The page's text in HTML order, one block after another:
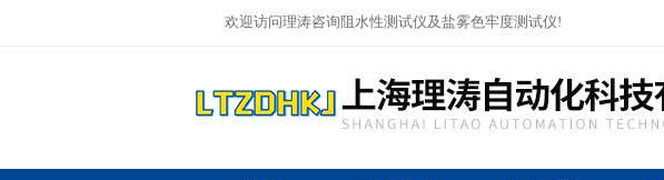
欢迎访问理涛咨询阻水性测试仪及盐雾色牢度测试仪!